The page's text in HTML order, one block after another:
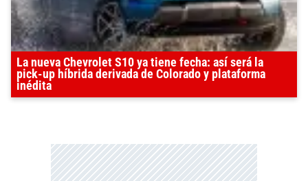
La nueva Chevrolet S10 ya tiene fecha: así será la
pick-up híbrida derivada de Colorado y plataforma
inédita